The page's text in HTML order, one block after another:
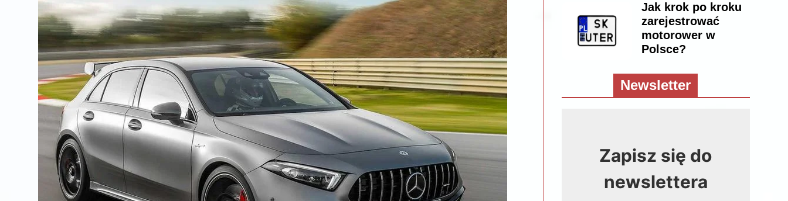
Jak krok po kroku
zarejestrować
motorower w
Polsce?
Newsletter
Zapisz się do
newslettera